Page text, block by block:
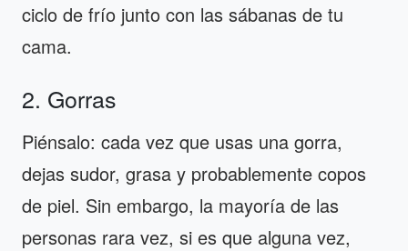
ciclo de frío junto con las sábanas de tu
cama.
2. Gorras
Piénsalo: cada vez que usas una gorra,
dejas sudor, grasa y probablemente copos
de piel. Sin embargo, la mayoría de las
personas rara vez, si es que alguna vez,